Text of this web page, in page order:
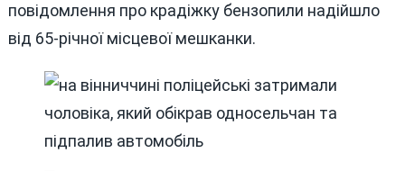
повідомлення про крадіжку бензопили надійшло
від 65-річної місцевої мешканки.